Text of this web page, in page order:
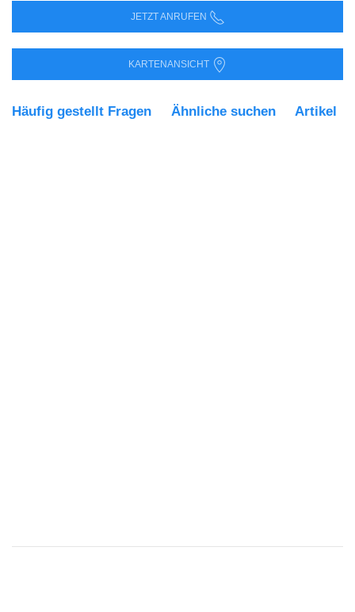
JETZT ANRUFEN
KARTENANSICHT
Häufig gestellt Fragen Ähnliche suchen Artikel